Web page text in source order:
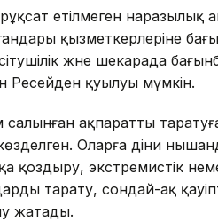
етілмеген
қызметкерлеріне
және шекарада
Ресейден қуылуы мүмкін.
салынған ақпаратты
Оларға діни
қоздыру, экстремистік
тарату, сондай-ақ
жатады.